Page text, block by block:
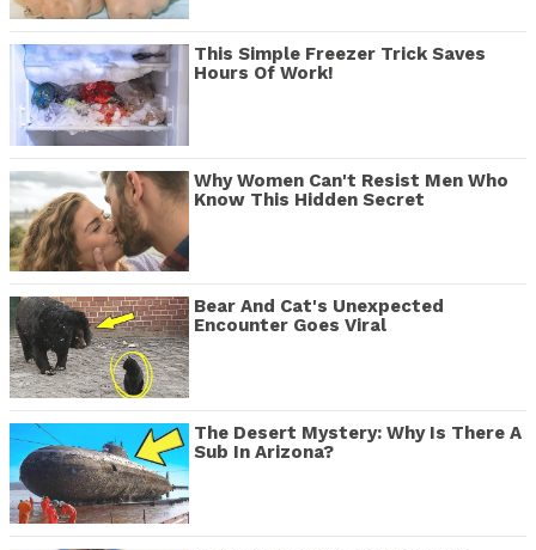
This Simple Freezer Trick Saves
Hours Of Work!
Why Women Can't Resist Men Who
Know This Hidden Secret
Bear And Cat's Unexpected
Encounter Goes Viral
The Desert Mystery: Why Is There A
Sub In Arizona?